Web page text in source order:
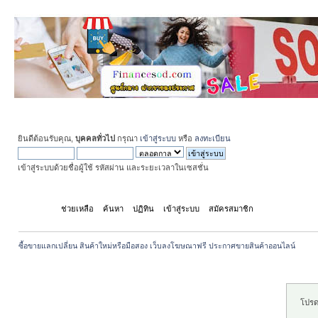
ยินดีต้อนรับคุณ, บุคคลทั่วไป กรุณา เข้าสู่ระบบ หรือ ลงทะเบียน
เข้าสู่ระบบด้วยชื่อผู้ใช้ รหัสผ่าน และระยะเวลาในเซสชั่น
ช่วยเหลือ ค้นหา ปฏิทิน เข้าสู่ระบบ สมัครสมาชิก
ซื้อขายแลกเปลี่ยน สินค้าใหม่หรือมือสอง เว็บลงโฆษณาฟรี ประกาศขายสินค้าออนไลน์
โปร